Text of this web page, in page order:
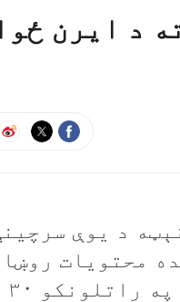
د ايرن
خبري اژانس د مې په ۱۰مه نېټه
محتويات